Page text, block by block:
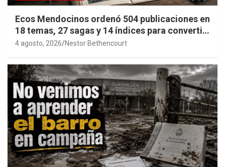
Ecos Mendocinos ordenó 504 publicaciones en
18 temas, 27 sagas y 14 índices para convertir
años de investigación en memoria pública
4 agosto, 2026 Nestor Bethencourt